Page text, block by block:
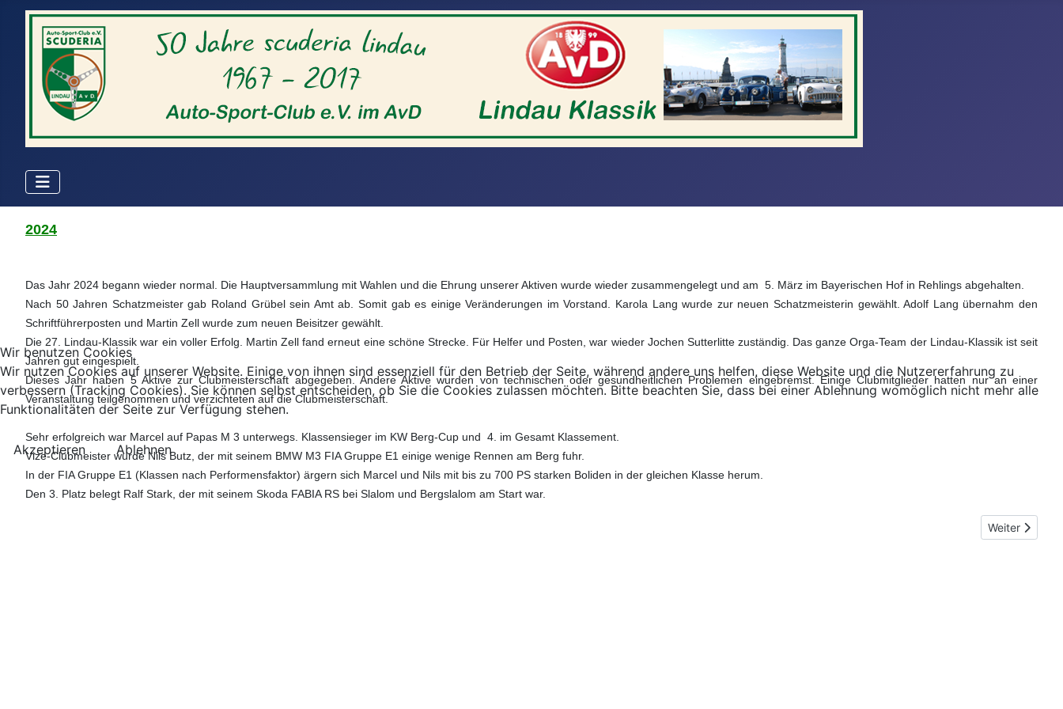
2024
Das Jahr 2024 begann wieder normal. Die Hauptversammlung mit Wahlen und die Ehrung unserer Aktiven wurde wieder zusammengelegt und am 5. März im Bayerischen Hof in Rehlings abgehalten.
Nach 50 Jahren Schatzmeister gab Roland Grübel sein Amt ab. Somit gab es einige Veränderungen im Vorstand. Karola Lang wurde zur neuen Schatzmeisterin gewählt. Adolf Lang übernahm den
Schriftführerposten und Martin Zell wurde zum neuen Beisitzer gewählt.
Die 27. Lindau-Klassik war ein voller Erfolg. Martin Zell fand erneut eine schöne Strecke. Für Helfer und Posten, war wieder Jochen Sutterlitte zuständig. Das ganze Orga-Team der Lindau-Klassik ist seit
Jahren gut eingespielt.
Dieses Jahr haben 5 Aktive zur Clubmeisterschaft abgegeben. Andere Aktive wurden von technischen oder gesundheitlichen Problemen eingebremst. Einige Clubmitglieder hatten nur an einer
Veranstaltung teilgenommen und verzichteten auf die Clubmeisterschaft.
Sehr erfolgreich war Marcel auf Papas M 3 unterwegs. Klassensieger im KW Berg-Cup und 4. im Gesamt Klassement.
Vize-Clubmeister wurde Nils Butz, der mit seinem BMW M3 FIA Gruppe E1 einige wenige Rennen am Berg fuhr.
In der FIA Gruppe E1 (Klassen nach Performensfaktor) ärgern sich Marcel und Nils mit bis zu 700 PS starken Boliden in der gleichen Klasse herum.
Den 3. Platz belegt Ralf Stark, der mit seinem Skoda FABIA RS bei Slalom und Bergslalom am Start war.
Nächster
Weiter
Wir benutzen Cookies
Wir nutzen Cookies auf unserer Website. Einige von ihnen sind essenziell für den Betrieb der Seite, während andere uns helfen, diese Website und die Nutzererfahrung zu
verbessern (Tracking Cookies). Sie können selbst entscheiden, ob Sie die Cookies zulassen möchten. Bitte beachten Sie, dass bei einer Ablehnung womöglich nicht mehr alle
Funktionalitäten der Seite zur Verfügung stehen.
Akzeptieren Ablehnen